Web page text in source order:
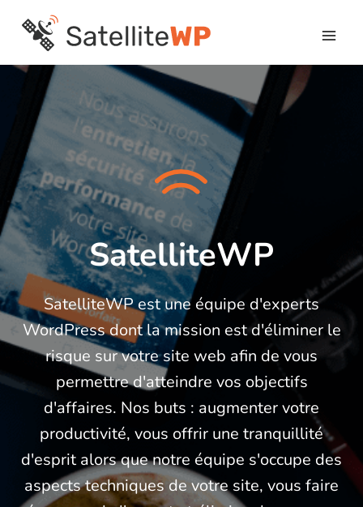
content
SatelliteWP
SatelliteWP est une équipe d'experts
WordPress dont la mission est d'éliminer le
risque sur votre site web afin de vous
permettre d'atteindre vos objectifs
d'affaires. Nos buts : augmenter votre
productivité, vous offrir une tranquillité
d'esprit alors que notre équipe s'occupe des
aspects techniques de votre site, vous faire